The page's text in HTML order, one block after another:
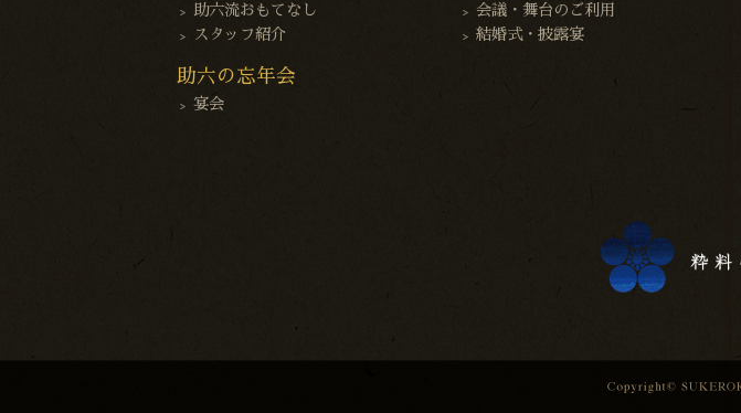
助六流おもてなし
スタッフ紹介
助六の忘年会
宴会
会議・舞台のご利用
結婚式・披露宴